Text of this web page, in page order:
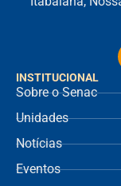
INSTITUCIONAL
Sobre o Senac
Unidades
Notícias
Eventos